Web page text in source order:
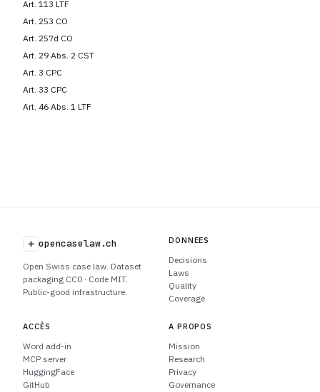
Art. 113 LTF
Art. 253 CO
Art. 257d CO
Art. 29 Abs. 2 CST
Art. 3 CPC
Art. 33 CPC
Art. 46 Abs. 1 LTF
+ opencaselaw.ch
Open Swiss case law. Dataset
packaging CC0 · Code MIT.
Public-good infrastructure.
DONNEES
Decisions
Laws
Quality
Coverage
ACCÈS
Word add-in
MCP server
HuggingFace
GitHub
A PROPOS
Mission
Research
Privacy
Governance